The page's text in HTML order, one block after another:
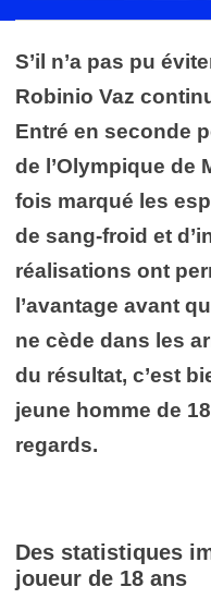
S’il n’a pas pu
Robinio Vaz
Entré en seconde
de l’Olympique de
fois marqué les
de sang-froid et
réalisations ont
l’avantage avant
ne cède dans les
du résultat, c’est
jeune homme de
regards.
Des statistiques
joueur de 18 ans